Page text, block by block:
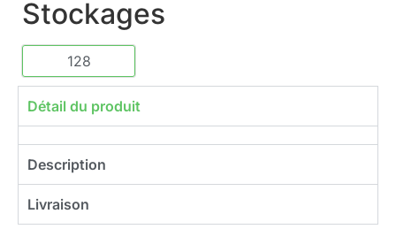
Stockages
128
Détail du produit
Description
Livraison